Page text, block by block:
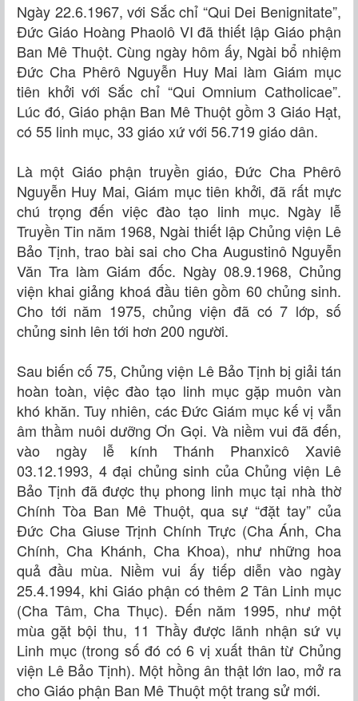
Ngày 22.6.1967, với Sắc chỉ “Qui Dei Benignitate”,
Đức Giáo Hoàng Phaolô VI đã thiết lập Giáo phận
Ban Mê Thuột. Cùng ngày hôm ấy, Ngài bổ nhiệm
Đức Cha Phêrô Nguyễn Huy Mai làm Giám mục
tiên khởi với Sắc chỉ “Qui Omnium Catholicae”.
Lúc đó, Giáo phận Ban Mê Thuột gồm 3 Giáo Hạt,
có 55 linh mục, 33 giáo xứ với 56.719 giáo dân.
Là một Giáo phận truyền giáo, Đức Cha Phêrô
Nguyễn Huy Mai, Giám mục tiên khởi, đã rất mực
chú trọng đến việc đào tạo linh mục. Ngày lễ
Truyền Tin năm 1968, Ngài thiết lập Chủng viện Lê
Bảo Tịnh, trao bài sai cho Cha Augustinô Nguyễn
Văn Tra làm Giám đốc. Ngày 08.9.1968, Chủng
viện khai giảng khoá đầu tiên gồm 60 chủng sinh.
Cho tới năm 1975, chủng viện đã có 7 lớp, số
chủng sinh lên tới hơn 200 người.
Sau biến cố 75, Chủng viện Lê Bảo Tịnh bị giải tán
hoàn toàn, việc đào tạo linh mục gặp muôn vàn
khó khăn. Tuy nhiên, các Đức Giám mục kế vị vẫn
âm thầm nuôi dưỡng Ơn Gọi. Và niềm vui đã đến,
vào ngày lễ kính Thánh Phanxicô Xaviê
03.12.1993, 4 đại chủng sinh của Chủng viện Lê
Bảo Tịnh đã được thụ phong linh mục tại nhà thờ
Chính Tòa Ban Mê Thuột, qua sự “đặt tay” của
Đức Cha Giuse Trịnh Chính Trực (Cha Ánh, Cha
Chính, Cha Khánh, Cha Khoa), như những hoa
quả đầu mùa. Niềm vui ấy tiếp diễn vào ngày
25.4.1994, khi Giáo phận có thêm 2 Tân Linh mục
(Cha Tâm, Cha Thục). Đến năm 1995, như một
mùa gặt bội thu, 11 Thầy được lãnh nhận sứ vụ
Linh mục (trong số đó có 6 vị xuất thân từ Chủng
viện Lê Bảo Tịnh). Một hồng ân thật lớn lao, mở ra
cho Giáo phận Ban Mê Thuột một trang sử mới.